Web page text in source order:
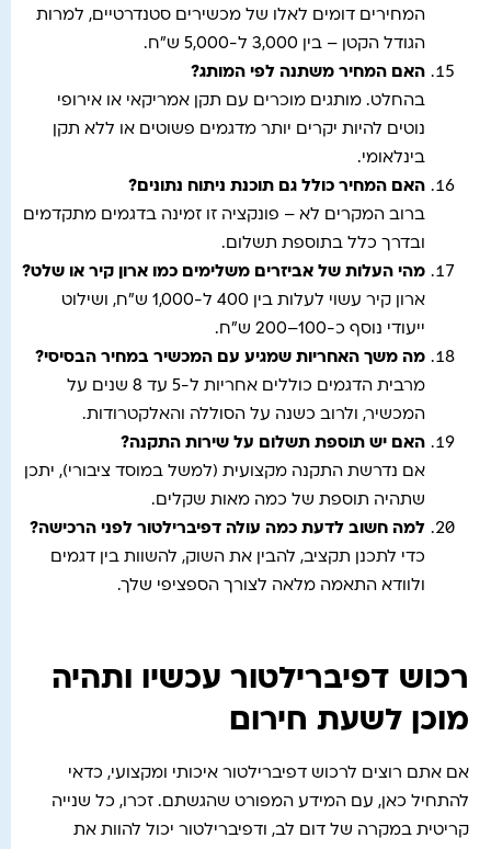
המחירים דומים לאלו של מכשירים סטנדרטיים, למרות
הגודל הקטן – בין 3,000 ל-5,000 ש"ח.
האם המחיר משתנה לפי המותג?
בהחלט. מותגים מוכרים עם תקן אמריקאי או אירופי
נוטים להיות יקרים יותר מדגמים פשוטים או ללא תקן
בינלאומי.
האם המחיר כולל גם תוכנת ניתוח נתונים?
ברוב המקרים לא – פונקציה זו זמינה בדגמים מתקדמים
ובדרך כלל בתוספת תשלום.
מהי העלות של אביזרים משלימים כמו ארון קיר או שלט?
ארון קיר עשוי לעלות בין 400 ל-1,000 ש"ח, ושילוט
ייעודי נוסף כ-100–200 ש"ח.
מה משך האחריות שמגיע עם המכשיר במחיר הבסיסי?
מרבית הדגמים כוללים אחריות ל-5 עד 8 שנים על
המכשיר, ולרוב כשנה על הסוללה והאלקטרודות.
האם יש תוספת תשלום על שירות התקנה?
אם נדרשת התקנה מקצועית (למשל במוסד ציבורי), יתכן
שתהיה תוספת של כמה מאות שקלים.
למה חשוב לדעת כמה עולה דפיברילטור לפני הרכישה?
כדי לתכנן תקציב, להבין את השוק, להשוות בין דגמים
ולוודא התאמה מלאה לצורך הספציפי שלך.
רכוש דפיברילטור עכשיו ותהיה
מוכן לשעת חירום
אם אתם רוצים לרכוש דפיברילטור איכותי ומקצועי, כדאי
להתחיל כאן, עם המידע המפורט שהגשתם. זכרו, כל שנייה
קריטית במקרה של דום לב, ודפיברילטור יכול להוות את